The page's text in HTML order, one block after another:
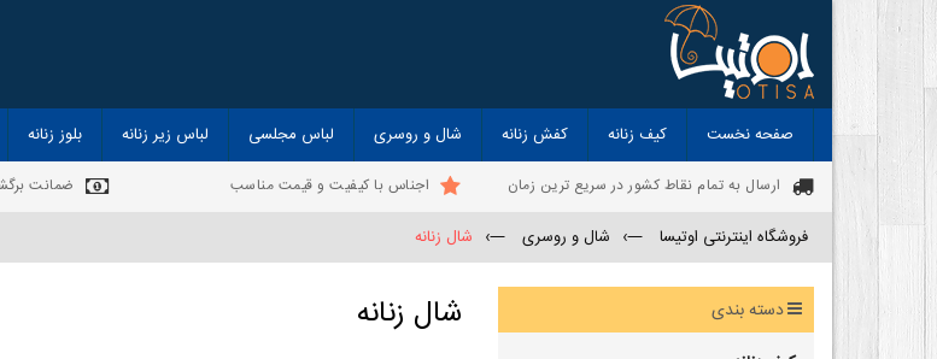
صفحه نخست کیف زنانه کفش زنانه شال و روسری لباس مجلسی لباس زیر زنانه بلوز زنانه
ارسال به تمام نقاط کشور در سریع ترین زمان اجناس با کیفیت و قیمت مناسب ضمانت
فروشگاه اینترنتی اوتیسا —› شال و روسری —› شال زنانه
شال زنانه
دسته بندی